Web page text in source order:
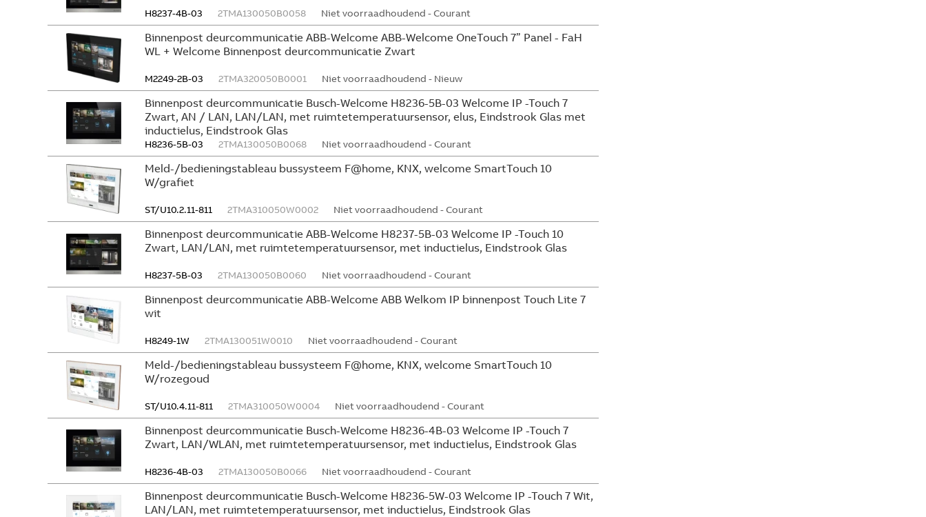
H8237-4B-03 2TMA130050B0058 Niet voorraadhoudend - Courant
Binnenpost deurcommunicatie ABB-Welcome ABB-Welcome OneTouch 7” Panel - FaH
WL + Welcome Binnenpost deurcommunicatie Zwart
M2249-2B-03 2TMA320050B0001 Niet voorraadhoudend - Nieuw
Binnenpost deurcommunicatie Busch-Welcome H8236-5B-03 Welcome IP -Touch 7
Zwart, AN / LAN, LAN/LAN, met ruimtetemperatuursensor, elus, Eindstrook Glas met
inductielus, Eindstrook Glas
H8236-5B-03 2TMA130050B0068 Niet voorraadhoudend - Courant
Meld-/bedieningstableau bussysteem F@home, KNX, welcome SmartTouch 10
W/grafiet
ST/U10.2.11-811 2TMA310050W0002 Niet voorraadhoudend - Courant
Binnenpost deurcommunicatie ABB-Welcome H8237-5B-03 Welcome IP -Touch 10
Zwart, LAN/LAN, met ruimtetemperatuursensor, met inductielus, Eindstrook Glas
H8237-5B-03 2TMA130050B0060 Niet voorraadhoudend - Courant
Binnenpost deurcommunicatie ABB-Welcome ABB Welkom IP binnenpost Touch Lite 7
wit
H8249-1W 2TMA130051W0010 Niet voorraadhoudend - Courant
Meld-/bedieningstableau bussysteem F@home, KNX, welcome SmartTouch 10
W/rozegoud
ST/U10.4.11-811 2TMA310050W0004 Niet voorraadhoudend - Courant
Binnenpost deurcommunicatie Busch-Welcome H8236-4B-03 Welcome IP -Touch 7
Zwart, LAN/WLAN, met ruimtetemperatuursensor, met inductielus, Eindstrook Glas
H8236-4B-03 2TMA130050B0066 Niet voorraadhoudend - Courant
Binnenpost deurcommunicatie Busch-Welcome H8236-5W-03 Welcome IP -Touch 7 Wit,
LAN/LAN, met ruimtetemperatuursensor, met inductielus, Eindstrook Glas